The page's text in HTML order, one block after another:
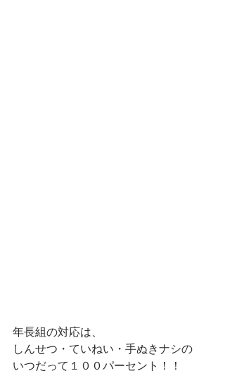
年長組の対応は、
しんせつ・ていねい・手ぬきナシの
いつだって１００パーセント！！